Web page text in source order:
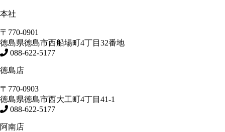
本社
〒770-0901
徳島県徳島市西船場町4丁目32番地
088-622-5177
徳島店
〒770-0903
徳島県徳島市西大工町4丁目41-1
088-622-5177
阿南店